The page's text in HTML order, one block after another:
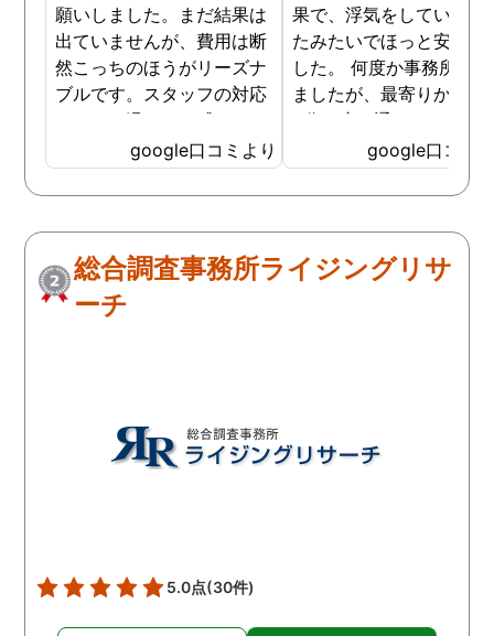
願いしました。まだ結果は
出ていませんが、費用は断
然こっちのほうがリーズナ
ブルです。スタッフの対応
なんかも温かみを感じま
す。はじめからこちらにす
ればよかったです😢 …
google口コミより
果で、浮気をしていなか
たみたいでほっと安心し
した。 何度か事務所に
ましたが、最寄りから徒
3分程度で通いやすかっ
google口コミ
総合調査事務所ライジングリサ
ーチ
5.0点(30件)